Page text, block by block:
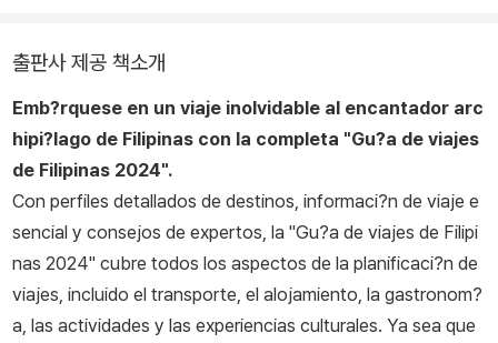
출판사 제공 책소개
Emb?rquese en un viaje inolvidable al encantador arc
hipi?lago de Filipinas con la completa "Gu?a de viajes
de Filipinas 2024".
Con perfiles detallados de destinos, informaci?n de viaje e
sencial y consejos de expertos, la "Gu?a de viajes de Filipi
nas 2024" cubre todos los aspectos de la planificaci?n de
viajes, incluido el transporte, el alojamiento, la gastronom?
a, las actividades y las experiencias culturales. Ya sea que